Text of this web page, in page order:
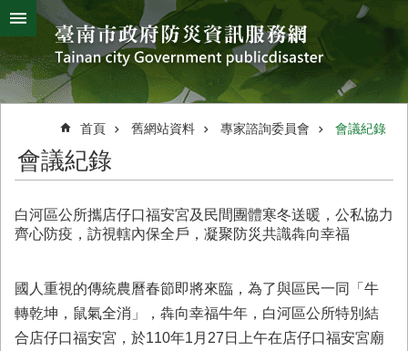
跳到主要內容區塊
搜
尋
進
階
搜
熱
字
颱
風
災
害
救
辦
簡
介
災
首頁 舊網站資料 專家諮詢委員會 會議紀錄
會議紀錄
白河區公所攜店仔口福安宮及民間團體寒冬送暖，公私協力
齊心防疫，訪視轄內保全戶，凝聚防災共識犇向幸福
國人重視的傳統農曆春節即將來臨，為了與區民一同「牛
轉乾坤，鼠氣全消」，犇向幸福牛年，白河區公所特別結
合店仔口福安宮，於110年1月27日上午在店仔口福安宮廟